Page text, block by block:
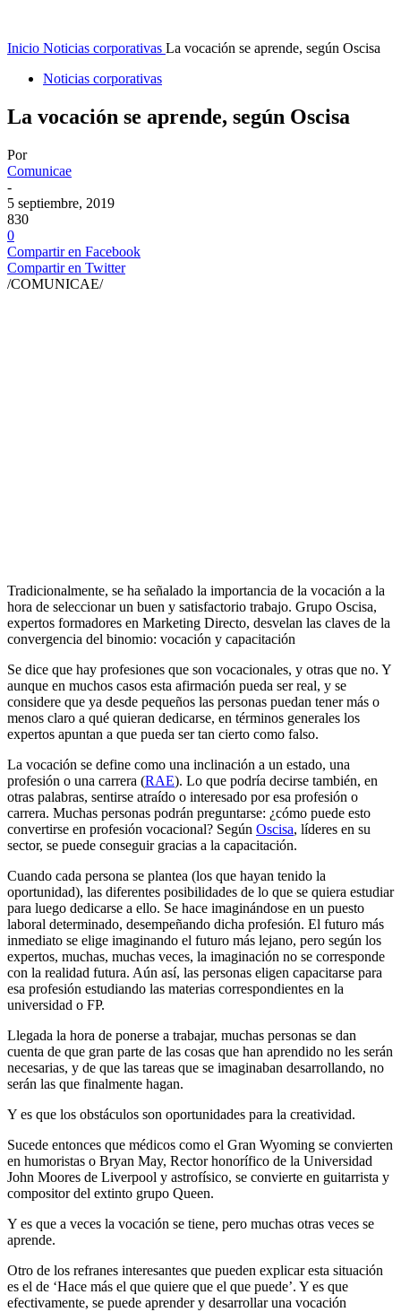
Inicio Noticias corporativas La vocación se aprende, según Oscisa
Noticias corporativas
La vocación se aprende, según Oscisa
Por
Comunicae
-
5 septiembre, 2019
830
0
Compartir en Facebook
Compartir en Twitter
/COMUNICAE/
Tradicionalmente, se ha señalado la importancia de la vocación a la
hora de seleccionar un buen y satisfactorio trabajo. Grupo Oscisa,
expertos formadores en Marketing Directo, desvelan las claves de la
convergencia del binomio: vocación y capacitación
Se dice que hay profesiones que son vocacionales, y otras que no. Y
aunque en muchos casos esta afirmación pueda ser real, y se
considere que ya desde pequeños las personas puedan tener más o
menos claro a qué quieran dedicarse, en términos generales los
expertos apuntan a que pueda ser tan cierto como falso.
La vocación se define como una inclinación a un estado, una
profesión o una carrera (RAE). Lo que podría decirse también, en
otras palabras, sentirse atraído o interesado por esa profesión o
carrera. Muchas personas podrán preguntarse: ¿cómo puede esto
convertirse en profesión vocacional? Según Oscisa, líderes en su
sector, se puede conseguir gracias a la capacitación.
Cuando cada persona se plantea (los que hayan tenido la
oportunidad), las diferentes posibilidades de lo que se quiera estudiar
para luego dedicarse a ello. Se hace imaginándose en un puesto
laboral determinado, desempeñando dicha profesión. El futuro más
inmediato se elige imaginando el futuro más lejano, pero según los
expertos, muchas, muchas veces, la imaginación no se corresponde
con la realidad futura. Aún así, las personas eligen capacitarse para
esa profesión estudiando las materias correspondientes en la
universidad o FP.
Llegada la hora de ponerse a trabajar, muchas personas se dan
cuenta de que gran parte de las cosas que han aprendido no les serán
necesarias, y de que las tareas que se imaginaban desarrollando, no
serán las que finalmente hagan.
Y es que los obstáculos son oportunidades para la creatividad.
Sucede entonces que médicos como el Gran Wyoming se convierten
en humoristas o Bryan May, Rector honorífico de la Universidad
John Moores de Liverpool y astrofísico, se convierte en guitarrista y
compositor del extinto grupo Queen.
Y es que a veces la vocación se tiene, pero muchas otras veces se
aprende.
Otro de los refranes interesantes que pueden explicar esta situación
es el de ‘Hace más el que quiere que el que puede’. Y es que
efectivamente, se puede aprender y desarrollar una vocación